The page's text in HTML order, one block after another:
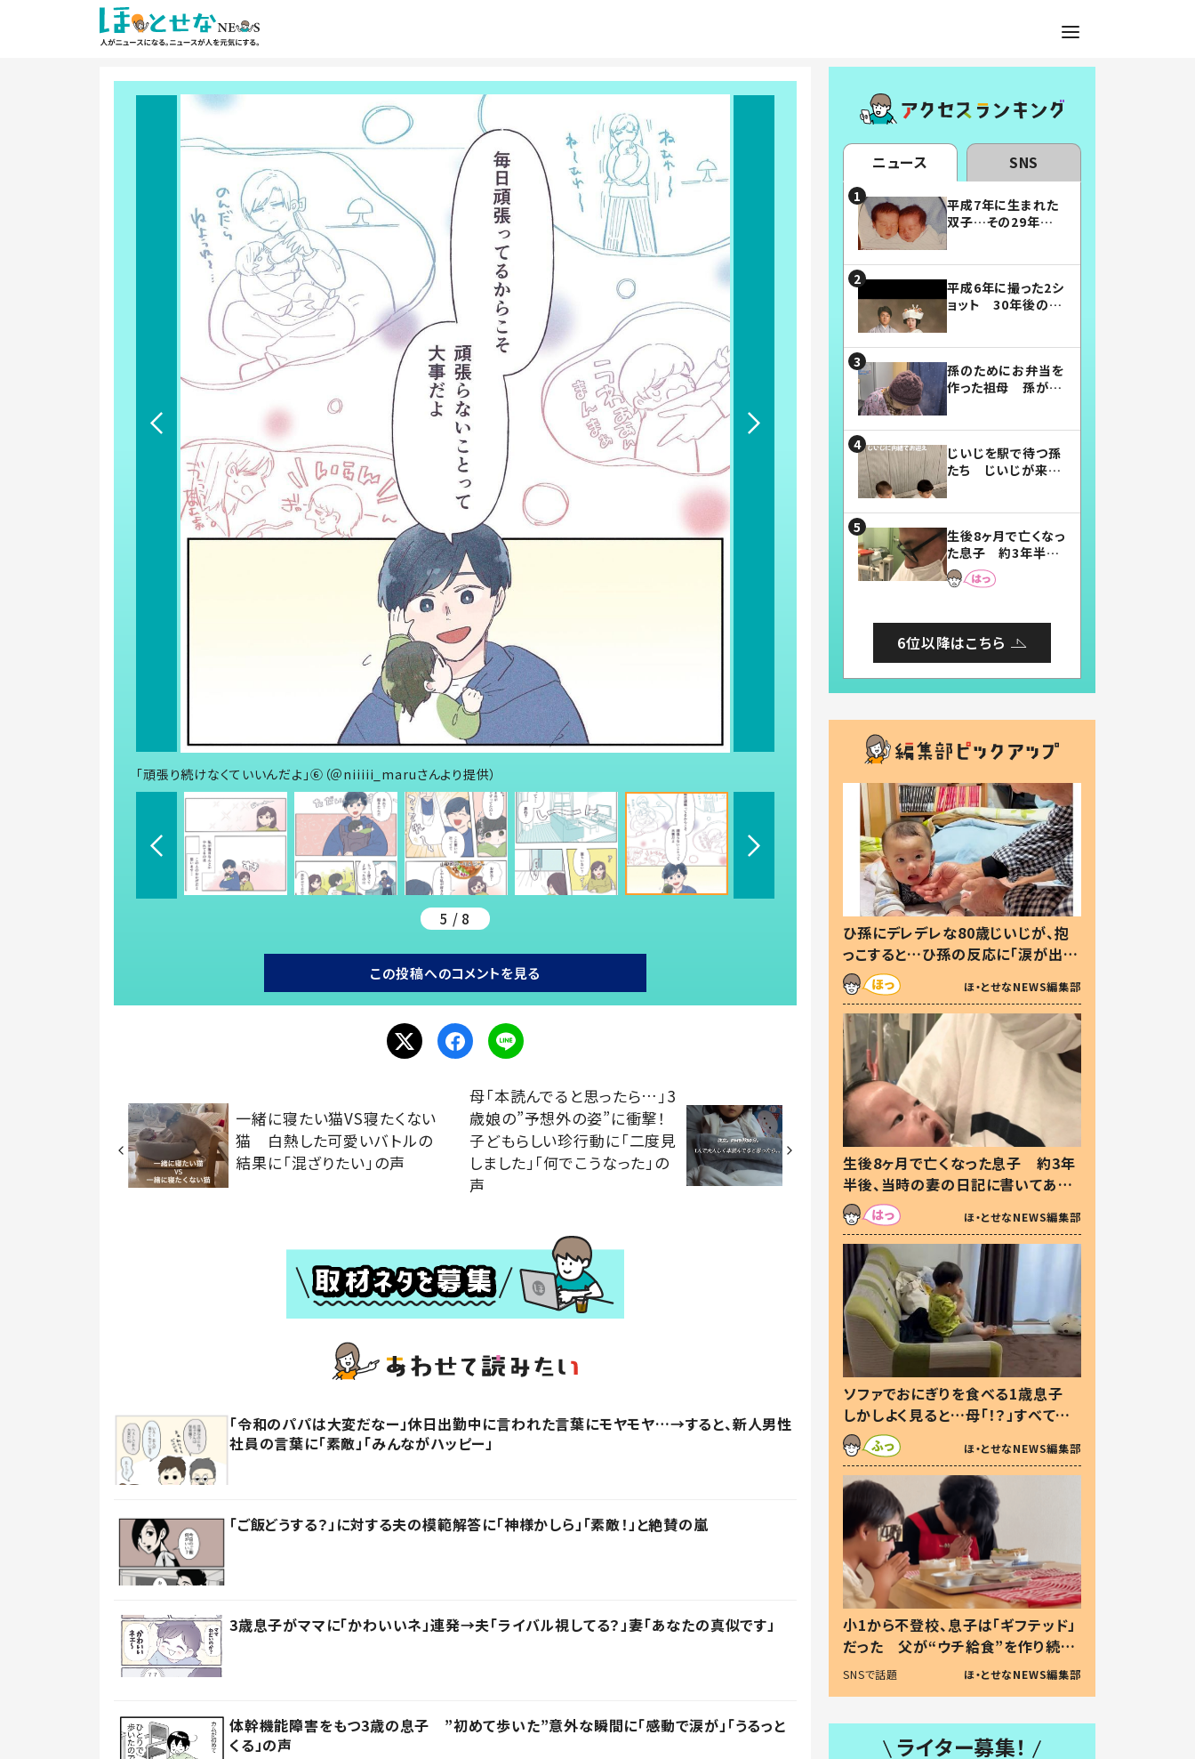
「頑張り続けなくていいんだよ」⑥（＠niiiii_maruさんより提供）
5 / 8
この投稿へのコメントを見る
一緒に寝たい猫VS寝たくない
猫 白熱した可愛いバトルの
結果に「混ざりたい」の声
母「本読んでると思ったら…」3
歳娘の”予想外の姿”に衝撃！
子どもらしい珍行動に「二度見
しました」「何でこうなった」の
声
「令和のパパは大変だなー」休日出勤中に言われた言葉にモヤモヤ…→すると、新人男性
社員の言葉に「素敵」「みんながハッピー」
「ご飯どうする？」に対する夫の模範解答に「神様かしら」「素敵！」と絶賛の嵐
3歳息子がママに「かわいいネ」連発→夫「ライバル視してる？」妻「あなたの真似です」
体幹機能障害をもつ3歳の息子 ”初めて歩いた”意外な瞬間に「感動で涙が」「うるっと
くる」の声
ニュース SNS
平成7年に生まれた
双子…その29年後
平成6年に撮った2シ
ョット 30年後の姿
孫のためにお弁当を
作った祖母 孫が絶
じいじを駅で待つ孫
たち じいじが来た
まらない」「幸せにな
れる」
生後8ヶ月で亡くなっ
た息子 約3年半
後、当時の妻の日記
に書いてあった本音
6位以降はこちら
ひ孫にデレデレな80歳じいじが、抱
っこすると…ひ孫の反応に「涙が出ま
した」「可愛くて仕方ない」
ほ・とせなNEWS編集部
生後8ヶ月で亡くなった息子 約3年
半後、当時の妻の日記に書いてあっ
た本音とは
ほ・とせなNEWS編集部
ソファでおにぎりを食べる1歳息子
しかしよく見ると…母「！？」すべてを
察した母の投稿に「可愛いから許
す！」「現行犯〜」
ほ・とせなNEWS編集部
小1から不登校、息子は「ギフテッド」
だった 父が“ウチ給食”を作り続け
る理由とは #令和の親 #令和の子
SNSで話題 ほ・とせなNEWS編集部
ライター募集！